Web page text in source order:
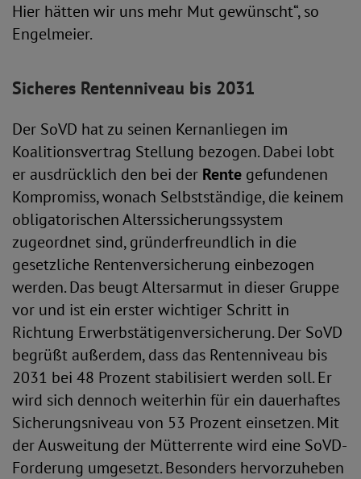
Hier hätten wir uns mehr Mut gewünscht“, so
Engelmeier.
Sicheres Rentenniveau bis 2031
Der SoVD hat zu seinen Kernanliegen im
Koalitionsvertrag Stellung bezogen. Dabei lobt
er ausdrücklich den bei der Rente gefundenen
Kompromiss, wonach Selbstständige, die keinem
obligatorischen Alterssicherungssystem
zugeordnet sind, gründerfreundlich in die
gesetzliche Rentenversicherung einbezogen
werden. Das beugt Altersarmut in dieser Gruppe
vor und ist ein erster wichtiger Schritt in
Richtung Erwerbstätigenversicherung. Der SoVD
begrüßt außerdem, dass das Rentenniveau bis
2031 bei 48 Prozent stabilisiert werden soll. Er
wird sich dennoch weiterhin für ein dauerhaftes
Sicherungsniveau von 53 Prozent einsetzen. Mit
der Ausweitung der Mütterrente wird eine SoVD-
Forderung umgesetzt. Besonders hervorzuheben